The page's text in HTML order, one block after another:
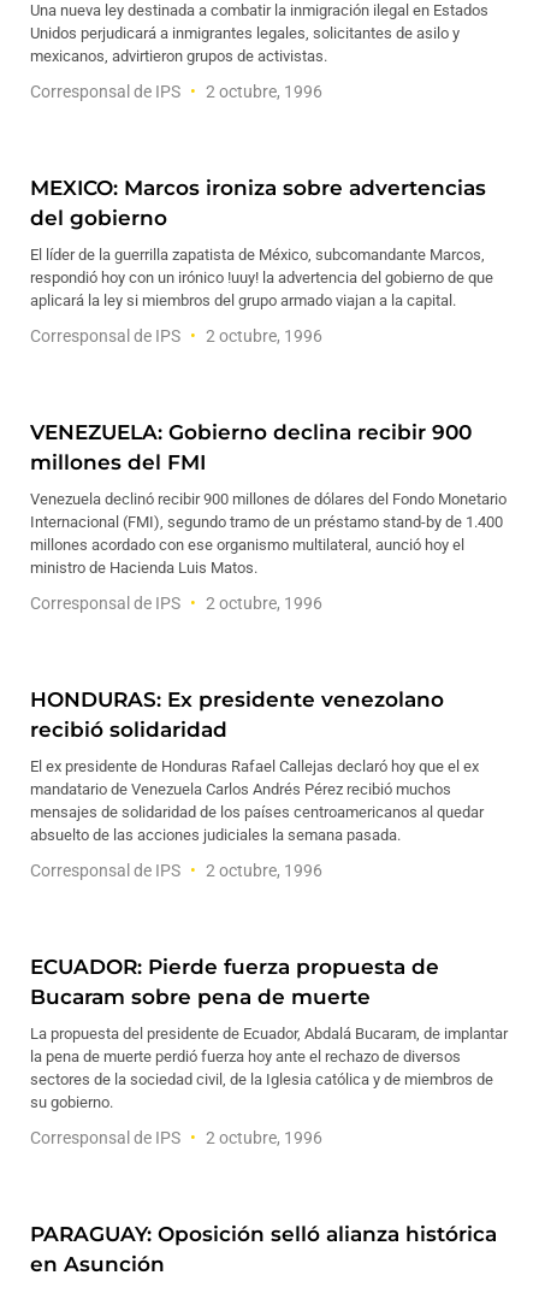
Una nueva ley destinada a combatir la inmigración ilegal en Estados
Unidos perjudicará a inmigrantes legales, solicitantes de asilo y
mexicanos, advirtieron grupos de activistas.
Corresponsal de IPS 2 octubre, 1996
MEXICO: Marcos ironiza sobre advertencias
del gobierno
El líder de la guerrilla zapatista de México, subcomandante Marcos,
respondió hoy con un irónico !uuy! la advertencia del gobierno de que
aplicará la ley si miembros del grupo armado viajan a la capital.
Corresponsal de IPS 2 octubre, 1996
VENEZUELA: Gobierno declina recibir 900
millones del FMI
Venezuela declinó recibir 900 millones de dólares del Fondo Monetario
Internacional (FMI), segundo tramo de un préstamo stand-by de 1.400
millones acordado con ese organismo multilateral, aunció hoy el
ministro de Hacienda Luis Matos.
Corresponsal de IPS 2 octubre, 1996
HONDURAS: Ex presidente venezolano
recibió solidaridad
El ex presidente de Honduras Rafael Callejas declaró hoy que el ex
mandatario de Venezuela Carlos Andrés Pérez recibió muchos
mensajes de solidaridad de los países centroamericanos al quedar
absuelto de las acciones judiciales la semana pasada.
Corresponsal de IPS 2 octubre, 1996
ECUADOR: Pierde fuerza propuesta de
Bucaram sobre pena de muerte
La propuesta del presidente de Ecuador, Abdalá Bucaram, de implantar
la pena de muerte perdió fuerza hoy ante el rechazo de diversos
sectores de la sociedad civil, de la Iglesia católica y de miembros de
su gobierno.
Corresponsal de IPS 2 octubre, 1996
PARAGUAY: Oposición selló alianza histórica
en Asunción